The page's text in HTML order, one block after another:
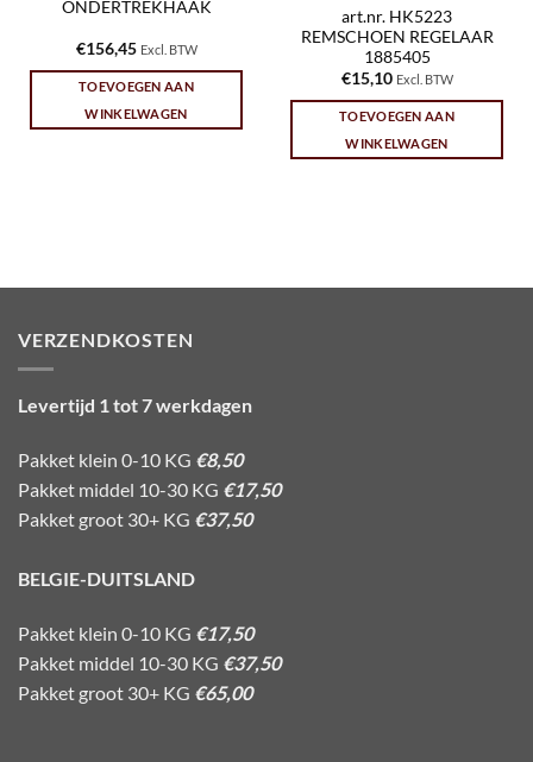
ONDERTREKHAAK
€156,45 Excl. BTW
TOEVOEGEN AAN
WINKELWAGEN
art.nr. HK5223
REMSCHOEN REGELAAR
1885405
€15,10 Excl. BTW
TOEVOEGEN AAN
WINKELWAGEN
VERZENDKOSTEN
Levertijd 1 tot 7 werkdagen
Pakket klein 0-10 KG €8,50
Pakket middel 10-30 KG €17,50
Pakket groot 30+ KG €37,50
BELGIE-DUITSLAND
Pakket klein 0-10 KG €17,50
Pakket middel 10-30 KG €37,50
Pakket groot 30+ KG €65,00